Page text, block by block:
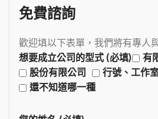
免費諮詢
歡迎填以下表單，我們將有專人
想要成立公司的型式 (必填)
有
股份有限公司
行號、工作
還不知道哪一種